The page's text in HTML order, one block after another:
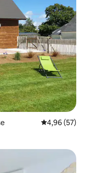
Note
4,96 (57)
aimés